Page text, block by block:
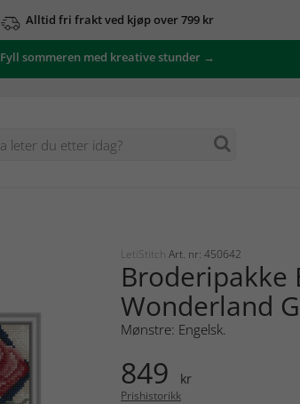
Alltid fri frakt ved kjøp over 799 kr
Fyll sommeren med kreative stunder →
LetiStitch Art. nr: 450642
Broderipakke
Wonderland
Mønstre: Engelsk.
849 kr
Prishistorikk